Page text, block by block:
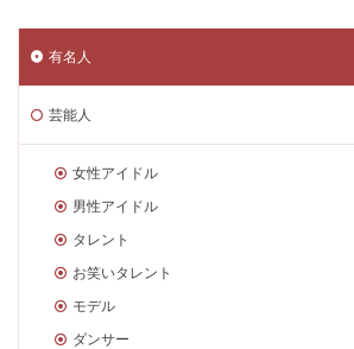
有名人
芸能人
女性アイドル
男性アイドル
タレント
お笑いタレント
モデル
ダンサー